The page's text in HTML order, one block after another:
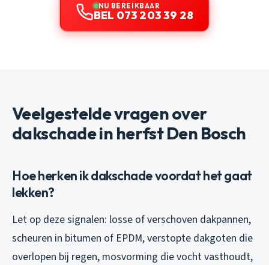
NU BEREIKBAAR
BEL 073 203 39 28
Veelgestelde vragen over
dakschade in herfst Den Bosch
Hoe herken ik dakschade voordat het gaat
lekken?
Let op deze signalen: losse of verschoven dakpannen,
scheuren in bitumen of EPDM, verstopte dakgoten die
overlopen bij regen, mosvorming die vocht vasthoudt,